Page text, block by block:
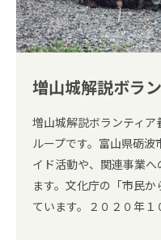
増山城解説ボラ
増山城解説ボランティ
ループです。富山県砺
イド活動や、関連事業
ます。文化庁の「市民
ています。２０２０年１